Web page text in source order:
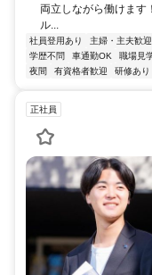
両立しながら働けます
ル...
社員登用あり 主婦・主夫歓迎
学歴不問
車通勤OK 職場見
夜間
有資格者歓迎 研修あり
正社員